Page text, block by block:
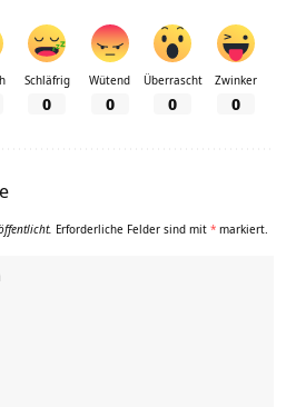
Schläfrig
0
Wütend
0
Überrascht
0
Zwinker
0
Erforderliche Felder sind mit * markiert.